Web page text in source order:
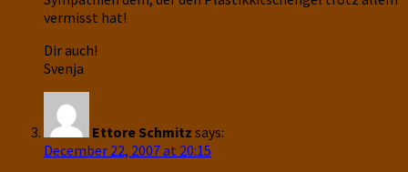
vermisst hat!
Dir auch!
Svenja
Ettore Schmitz says:
December 22, 2007 at 20:15